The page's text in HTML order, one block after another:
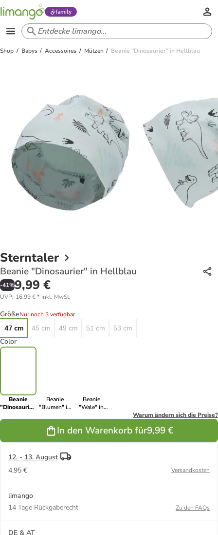
family
Shop Babys Accessoires Mützen Beanie "Dinosaurier" in Hellblau
Sterntaler
Beanie "Dinosaurier" in Hellblau
-41%9,99 €
UVP: 16,99 €* inkl. MwSt.
GrößeNur noch 3 verfügbar
47 cm
45 cm 49 cm 51 cm 53 cm
Color
Beanie
"Dinosaurier"
Beanie
"Blumen" in
Beanie
"Wale" in
Warum ändern sich die Preise?
In den Warenkorb für9,99 €
12. - 13. August
4,95 €
Versandkosten
limango
14 Tage Rückgaberecht
Zu den FAQs
DE & AT